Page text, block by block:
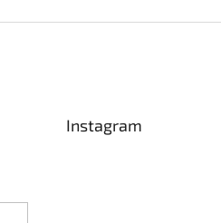
Instagram